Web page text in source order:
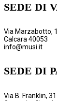
SEDE DI
Via Marzabotto,
Calcara 40053
info@musi.it
SEDE DI
Via B. Franklin,